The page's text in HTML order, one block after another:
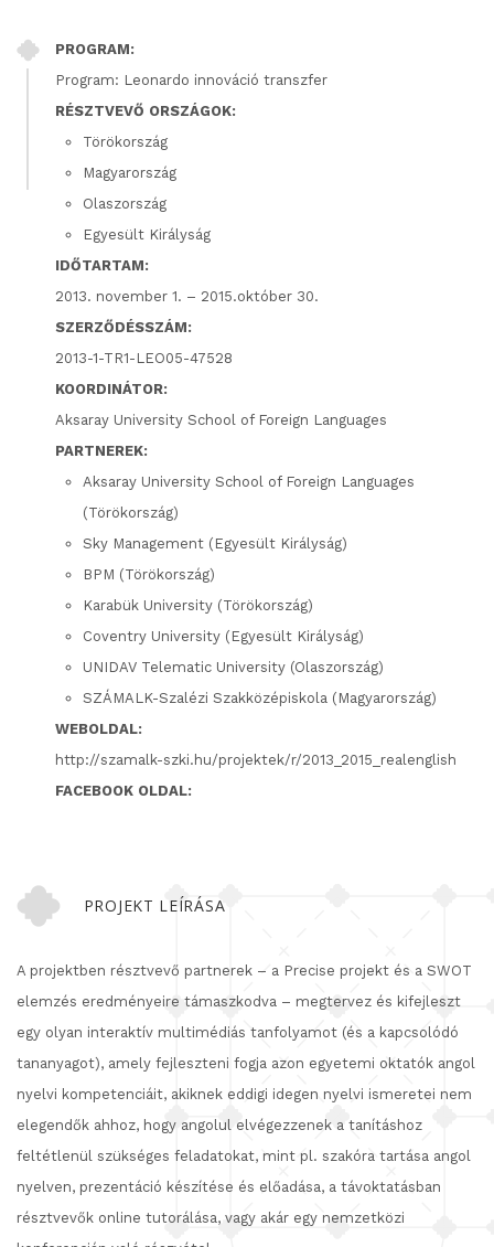
PROGRAM:
Program: Leonardo innováció transzfer
RÉSZTVEVŐ ORSZÁGOK:
Törökország
Magyarország
Olaszország
Egyesült Királyság
IDŐTARTAM:
2013. november 1. – 2015.október 30.
SZERZŐDÉSSZÁM:
2013-1-TR1-LEO05-47528
KOORDINÁTOR:
Aksaray University School of Foreign Languages
PARTNEREK:
Aksaray University School of Foreign Languages
(Törökország)
Sky Management (Egyesült Királyság)
BPM (Törökország)
Karabük University (Törökország)
Coventry University (Egyesült Királyság)
UNIDAV Telematic University (Olaszország)
SZÁMALK-Szalézi Szakközépiskola (Magyarország)
WEBOLDAL:
http://szamalk-szki.hu/projektek/r/2013_2015_realenglish
FACEBOOK OLDAL:
PROJEKT LEÍRÁSA
A projektben résztvevő partnerek – a Precise projekt és a SWOT
elemzés eredményeire támaszkodva – megtervez és kifejleszt
egy olyan interaktív multimédiás tanfolyamot (és a kapcsolódó
tananyagot), amely fejleszteni fogja azon egyetemi oktatók angol
nyelvi kompetenciáit, akiknek eddigi idegen nyelvi ismeretei nem
elegendők ahhoz, hogy angolul elvégezzenek a tanításhoz
feltétlenül szükséges feladatokat, mint pl. szakóra tartása angol
nyelven, prezentáció készítése és előadása, a távoktatásban
résztvevők online tutorálása, vagy akár egy nemzetközi